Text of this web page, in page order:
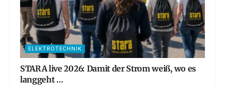
ELEKTROTECHNIK
STARA live 2026: Damit der Strom weiß, wo es
langgeht …